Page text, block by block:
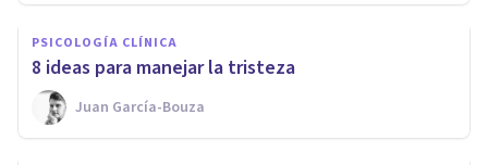
PSICOLOGÍA CLÍNICA
8 ideas para manejar la tristeza
Juan García-Bouza